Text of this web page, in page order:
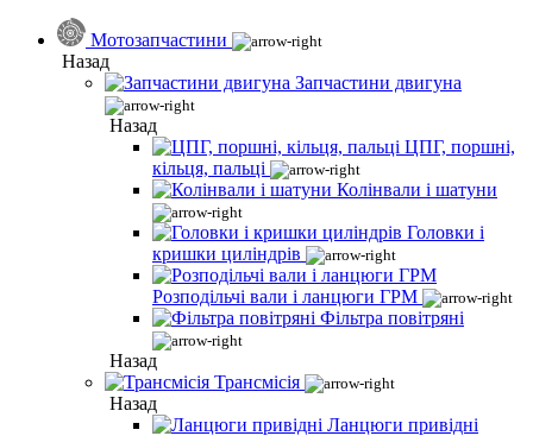
Мотозапчастини
Назад
Запчастини двигуна
Назад
ЦПГ, поршні,
кільця, пальці
Колінвали і шатуни
Головки і
кришки циліндрів
Розподільчі вали і ланцюги ГРМ
Фільтра повітряні
Назад
Трансмісія
Назад
Ланцюги привідні